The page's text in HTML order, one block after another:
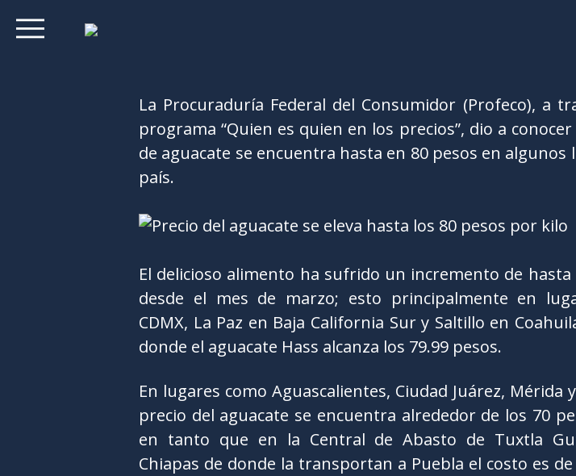
La Procuraduría Federal del Consumidor (Profeco), a
programa “Quien es quien en los precios”, dio a
de aguacate se encuentra hasta en 80 pesos en algunos
país.
El delicioso alimento ha sufrido un incremento de hasta
desde el mes de marzo; esto principalmente en
CDMX, La Paz en Baja California Sur y Saltillo en
donde el aguacate Hass alcanza los 79.99 pesos.
En lugares como Aguascalientes, Ciudad Juárez, Mérida
precio del aguacate se encuentra alrededor de los 70
en tanto que en la Central de Abasto de Tuxtla
Chiapas de donde la transportan a Puebla el costo es